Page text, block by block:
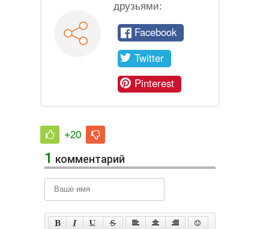
друзьями:
Facebook
Twitter
Pinterest
+20
1 комментарий